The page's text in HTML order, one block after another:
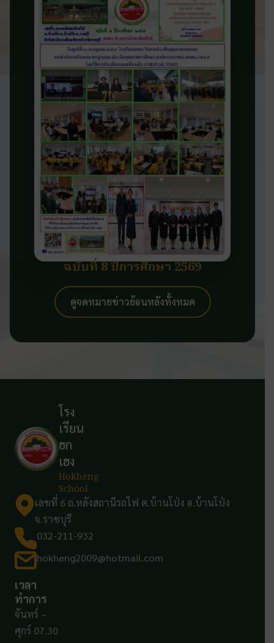
ฉบับที่ 8 ปีการศึกษา 2569
ดูจดหมายข่าวย้อนหลังทั้งหมด
โรง
เรียน
ฮก
เฮง
Hokheng
School
เลขที่ 6 ถ.หลังสถานีรถไฟ ต.บ้านโป่ง อ.บ้านโป่ง
จ.ราชบุรี
032-211-932
hokheng2009@hotmail.com
เวลา
ทำการ
จันทร์ –
ศุกร์ 07.30